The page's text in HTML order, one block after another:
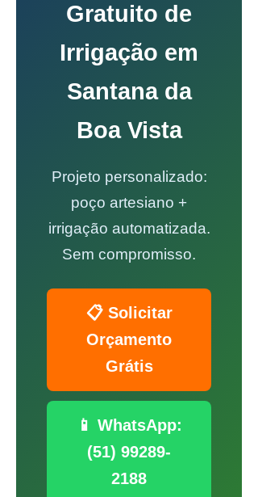
Gratuito de
Irrigação em
Santana da
Boa Vista
Projeto personalizado:
poço artesiano +
irrigação automatizada.
Sem compromisso.
📋 Solicitar
Orçamento
Grátis
📱 WhatsApp:
(51) 99289-
2188